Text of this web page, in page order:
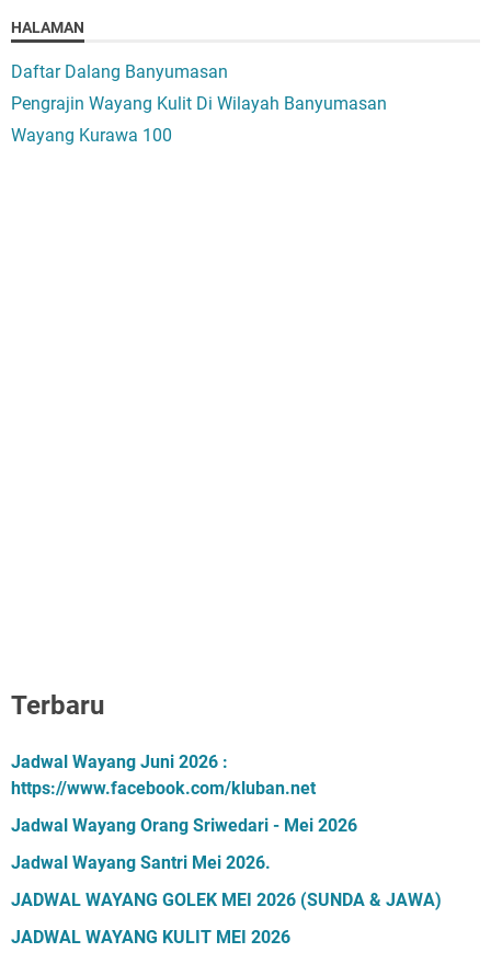
HALAMAN
Daftar Dalang Banyumasan
Pengrajin Wayang Kulit Di Wilayah Banyumasan
Wayang Kurawa 100
Terbaru
Jadwal Wayang Juni 2026 :
https://www.facebook.com/kluban.net
Jadwal Wayang Orang Sriwedari - Mei 2026
Jadwal Wayang Santri Mei 2026.
JADWAL WAYANG GOLEK MEI 2026 (SUNDA & JAWA)
JADWAL WAYANG KULIT MEI 2026